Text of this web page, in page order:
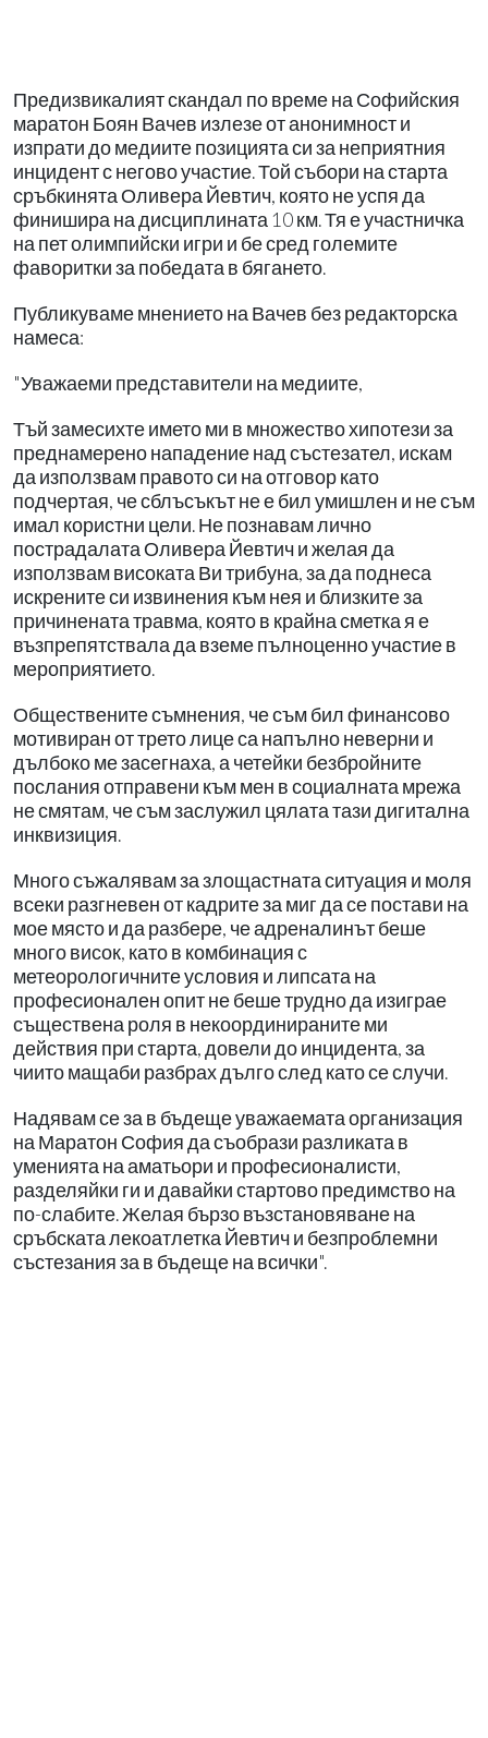
Предизвикалият скандал по време на Софийския
маратон Боян Вачев излезе от анонимност и
изпрати до медиите позицията си за неприятния
инцидент с негово участие. Той събори на старта
сръбкинята Оливера Йевтич, която не успя да
финишира на дисциплината 10 км. Тя е участничка
на пет олимпийски игри и бе сред големите
фаворитки за победата в бягането.
Публикуваме мнението на Вачев без редакторска
намеса:
"Уважаеми представители на медиите,
Тъй замесихте името ми в множество хипотези за
преднамерено нападение над състезател, искам
да използвам правото си на отговор като
подчертая, че сблъсъкът не е бил умишлен и не съм
имал користни цели. Не познавам лично
пострадалата Оливера Йевтич и желая да
използвам високата Ви трибуна, за да поднеса
искрените си извинения към нея и близките за
причинената травма, която в крайна сметка я е
възпрепятствала да вземе пълноценно участие в
мероприятието.
Обществените съмнения, че съм бил финансово
мотивиран от трето лице са напълно неверни и
дълбоко ме засегнаха, а четейки безбройните
послания отправени към мен в социалната мрежа
не смятам, че съм заслужил цялата тази дигитална
инквизиция.
Много съжалявам за злощастната ситуация и моля
всеки разгневен от кадрите за миг да се постави на
мое място и да разбере, че адреналинът беше
много висок, като в комбинация с
метеорологичните условия и липсата на
професионален опит не беше трудно да изиграе
съществена роля в некоординираните ми
действия при старта, довели до инцидента, за
чиито мащаби разбрах дълго след като се случи.
Надявам се за в бъдеще уважаемата организация
на Маратон София да съобрази разликата в
уменията на аматьори и професионалисти,
разделяйки ги и давайки стартово предимство на
по-слабите. Желая бързо възстановяване на
сръбската лекоатлетка Йевтич и безпроблемни
състезания за в бъдеще на всички".